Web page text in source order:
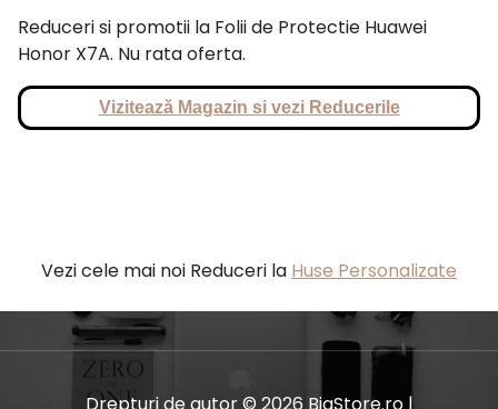
Reduceri si promotii la Folii de Protectie Huawei
Honor X7A. Nu rata oferta.
Vizitează Magazin si vezi Reducerile
Vezi cele mai noi Reduceri la Huse Personalizate